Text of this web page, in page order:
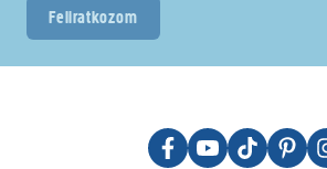
Feliratkozom